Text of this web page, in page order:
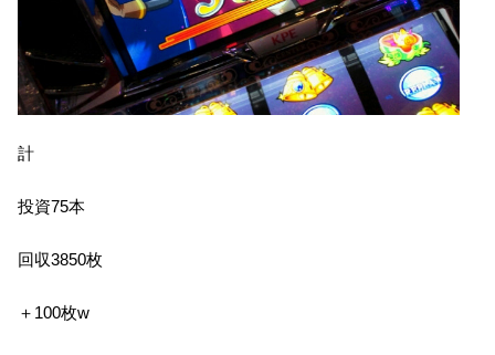
計
投資75本
回収3850枚
＋100枚w